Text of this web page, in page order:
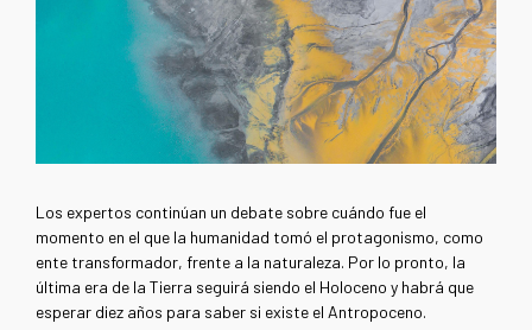
Los expertos continúan un debate sobre cuándo fue el
momento en el que la humanidad tomó el protagonismo, como
ente transformador, frente a la naturaleza. Por lo pronto, la
última era de la Tierra seguirá siendo el Holoceno y habrá que
esperar diez años para saber si existe el Antropoceno.